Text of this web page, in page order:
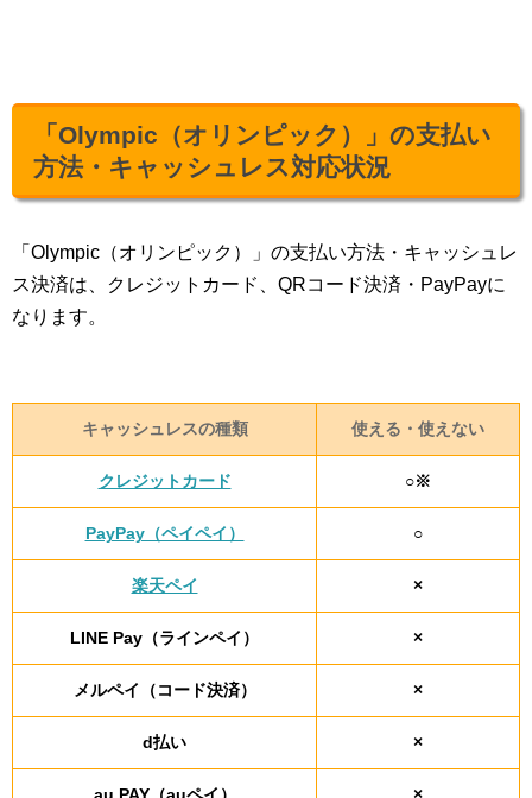
「Olympic（オリンピック）」の支払い
方法・キャッシュレス対応状況
「Olympic（オリンピック）」の支払い方法・キャッシュレ
ス決済は、クレジットカード、QRコード決済・PayPayに
なります。
キャッシュレスの種類 使える・使えない
クレジットカード ○※
PayPay（ペイペイ） ○
楽天ペイ ×
LINE Pay（ラインペイ） ×
メルペイ（コード決済） ×
d払い ×
au PAY（auペイ） ×